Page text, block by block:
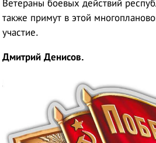
Ветераны боевых действий
также примут в этой
участие.
Дмитрий Денисов.